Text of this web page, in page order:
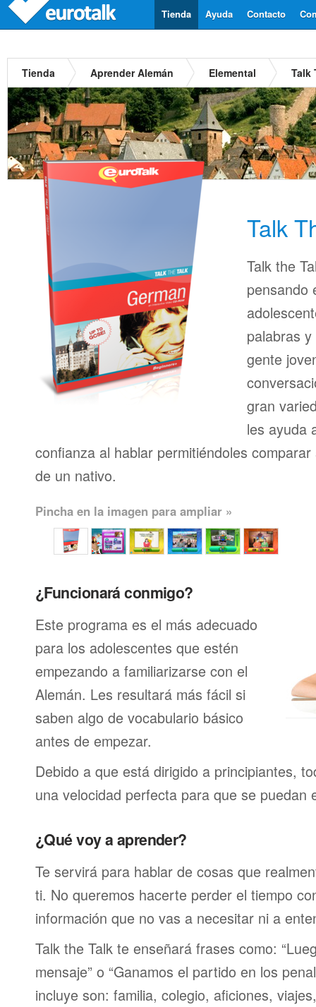
Contacto
Ayuda
Tienda
Tienda Aprender Alemán Elemental Talk
Talk
Talk the
pensando
palabras
gente
gran
les ayuda
confianza al hablar permitiéndoles
de un nativo.
Pincha en la imagen para ampliar »
¿Funcionará conmigo?
Este programa es el más adecuado
para los adolescentes que estén
empezando a familiarizarse con el
Alemán. Les resultará más fácil si
saben algo de vocabulario básico
antes de empezar.
Debido a que está dirigido a principiantes,
una velocidad perfecta para que se puedan
¿Qué voy a aprender?
Te servirá para hablar de cosas que
ti. No queremos hacerte perder el tiempo
información que no vas a necesitar ni a
Talk the Talk te enseñará frases como:
mensaje” o “Ganamos el partido en los
incluye son: familia, colegio, aficiones,